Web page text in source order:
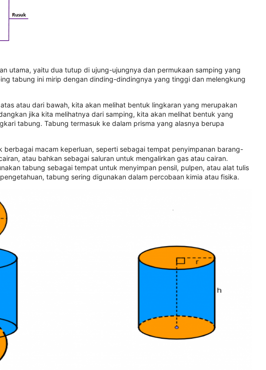
utama, yaitu dua tutup di ujung-ujungnya dan permukaan samping yang
tabung ini mirip dengan dinding-dindingnya yang tinggi dan melengkung
atau dari bawah, kita akan melihat bentuk lingkaran yang merupakan
jika kita melihatnya dari samping, kita akan melihat bentuk yang
tabung. Tabung termasuk ke dalam prisma yang alasnya berupa
berbagai macam keperluan, seperti sebagai tempat penyimpanan barang-
atau bahkan sebagai saluran untuk mengalirkan gas atau cairan.
tabung sebagai tempat untuk menyimpan pensil, pulpen, atau alat tulis
tabung sering digunakan dalam percobaan kimia atau fisika.